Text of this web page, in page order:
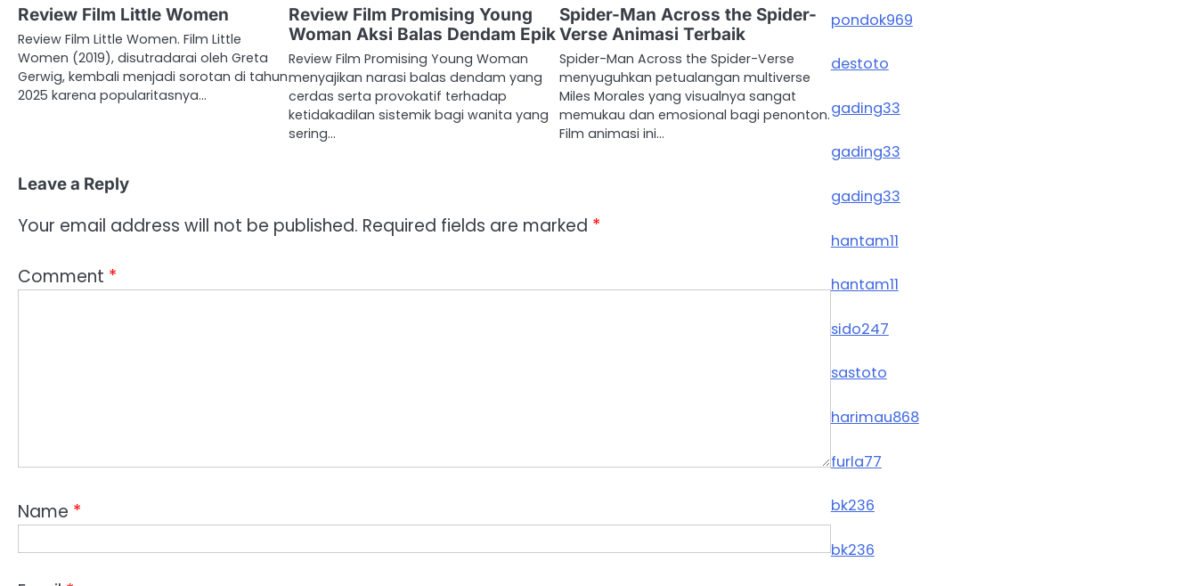
Review Film Little Women
Review Film Little Women. Film Little
Women (2019), disutradarai oleh Greta
Gerwig, kembali menjadi sorotan di tahun
2025 karena popularitasnya…
Review Film Promising Young
Woman Aksi Balas Dendam Epik
Review Film Promising Young Woman
menyajikan narasi balas dendam yang
cerdas serta provokatif terhadap
ketidakadilan sistemik bagi wanita yang
sering…
Spider-Man Across the Spider-
Verse Animasi Terbaik
Spider-Man Across the Spider-Verse
menyuguhkan petualangan multiverse
Miles Morales yang visualnya sangat
memukau dan emosional bagi penonton.
Film animasi ini…
Leave a Reply
Your email address will not be published. Required fields are marked *
Comment *
Name *
pondok969
destoto
gading33
gading33
gading33
hantam11
hantam11
sido247
sastoto
harimau868
furla77
bk236
bk236